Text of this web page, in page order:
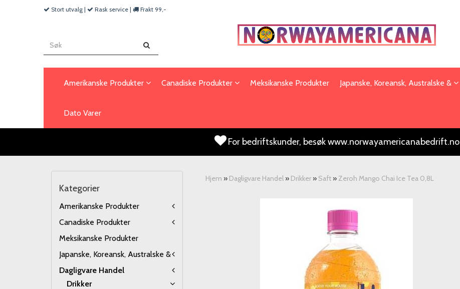
Stort utvalg | Rask service | Frakt 99,-
Amerikanske Produkter Canadiske Produkter Meksikanske Produkter Japanske, Koreansk, Australske &
Dato Varer
For bedriftskunder, besøk www.norwayamericanabedrift.no
Kategorier
Amerikanske Produkter
Canadiske Produkter
Meksikanske Produkter
Japanske, Koreansk, Australske &
Dagligvare Handel
Drikker
Hjem » Dagligvare Handel» Drikker» Saft» Zeroh Mango Chai Ice Tea 0,8L